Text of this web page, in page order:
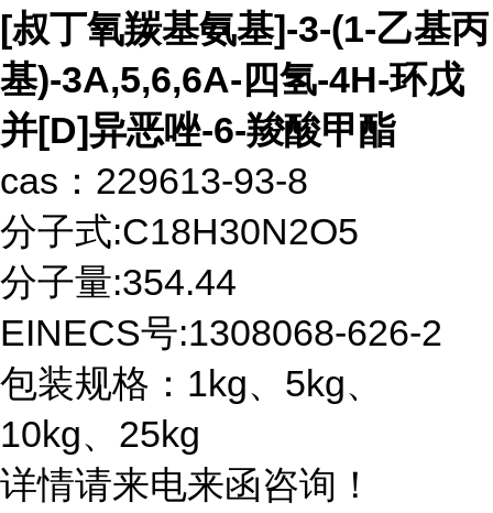
[叔丁氧羰基氨基]-3-(1-乙基丙
基)-3A,5,6,6A-四氢-4H-环戊
并[D]异恶唑-6-羧酸甲酯
cas：229613-93-8
分子式:C18H30N2O5
分子量:354.44
EINECS号:1308068-626-2
包装规格：1kg、5kg、
10kg、25kg
详情请来电来函咨询！